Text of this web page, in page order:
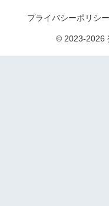
プライバシーポリシー
© 2023-2026